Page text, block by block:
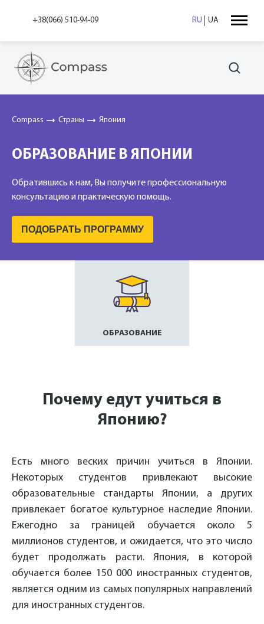
+38(066) 510-94-09 RU UA
Compass Страны Япония
ОБРАЗОВАНИЕ В ЯПОНИИ
Обратившись к нам, Вы получите профессиональную
консультацию и практическую помощь.
ПОДОБРАТЬ ПРОГРАММУ
ОБРАЗОВАНИЕ
Почему едут учиться в
Японию?
Есть много веских причин учиться в Японии.
Некоторых студентов привлекают высокие
образовательные стандарты Японии, а других
привлекает богатое культурное наследие Японии.
Ежегодно за границей обучается около 5
миллионов студентов, и ожидается, что это число
будет продолжать расти. Япония, в которой
обучается более 150 000 иностранных студентов,
является одним из самых популярных направлений
для иностранных студентов.